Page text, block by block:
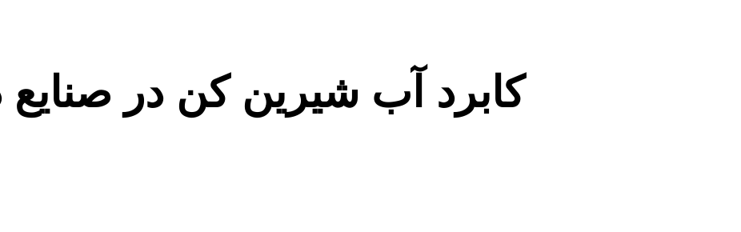
کابرد آب شیرین کن در صنایع